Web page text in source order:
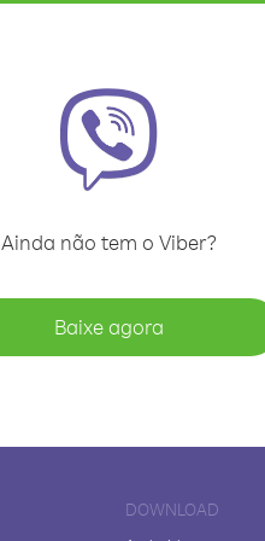
Ainda não tem o Viber?
Baixe agora
DOWNLOAD